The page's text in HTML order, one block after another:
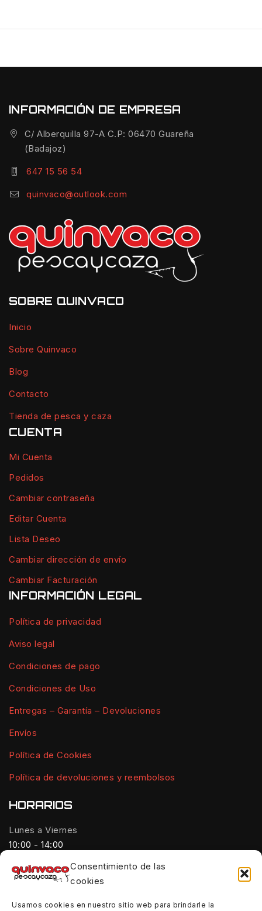
Consentimiento de las
cookies
Usamos cookies en nuestro sitio web para brindarle la
INFORMACIÓN DE EMPRESA
C/ Alberquilla 97-A C.P: 06470 Guareña
(Badajoz)
647 15 56 54
quinvaco@outlook.com
SOBRE QUINVACO
Inicio
Sobre Quinvaco
Blog
Contacto
Tienda de pesca y caza
CUENTA
Mi Cuenta
Pedidos
Cambiar contraseña
Editar Cuenta
Lista Deseo
Cambiar dirección de envío
Cambiar Facturación
INFORMACIÓN LEGAL
Política de privacidad
Aviso legal
Condiciones de pago
Condiciones de Uso
Entregas – Garantía – Devoluciones
Envíos
Política de Cookies
Política de devoluciones y reembolsos
HORARIOS
Lunes a Viernes
10:00 - 14:00
Tardes:
18:00 - 21:00
Sábados: